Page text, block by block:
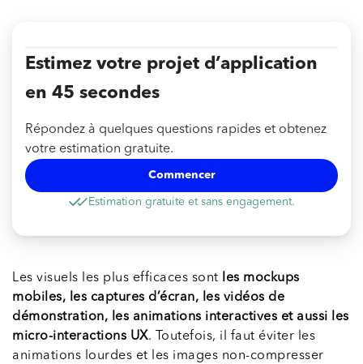
Estimez votre projet d’application
en 45 secondes
Répondez à quelques questions rapides et obtenez
votre estimation gratuite.
Commencer
Estimation gratuite et sans engagement.
Les visuels les plus efficaces sont les mockups
mobiles, les captures d’écran, les vidéos de
démonstration, les animations interactives et aussi les
micro-interactions UX. Toutefois, il faut éviter les
animations lourdes et les images non-compresser